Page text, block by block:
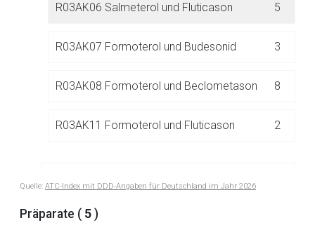
R03AK06 Salmeterol und Fluticason 5
R03AK07 Formoterol und Budesonid 3
R03AK08 Formoterol und Beclometason 8
R03AK11 Formoterol und Fluticason 2
Dreifachkombinationen mit Corticosteroiden
Quelle: ATC-Index mit DDD-Angaben für Deutschland im Jahr 2026
Präparate ( 5 )
Aufruf einer externen Seite
Betreiber verantwortlich. Ebenso gelten dort ggf. andere